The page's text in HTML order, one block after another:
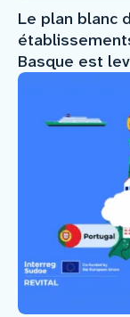
Le plan blanc
Basque est